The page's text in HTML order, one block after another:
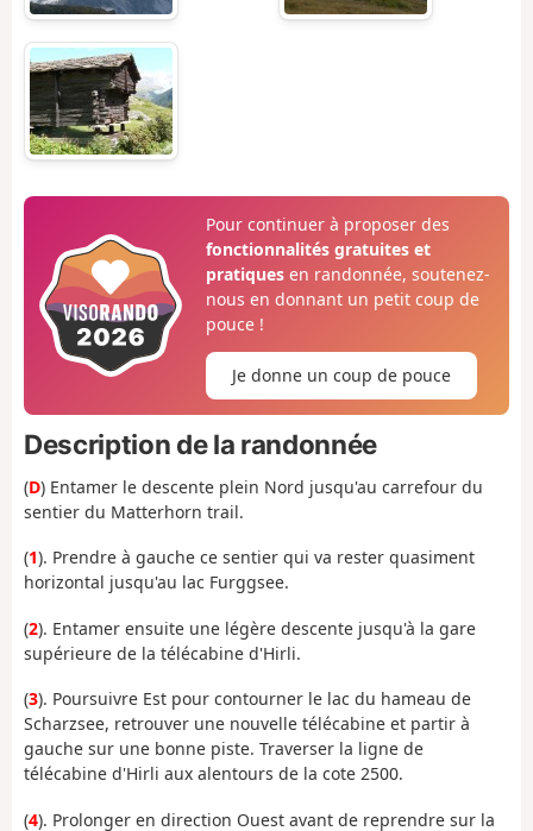
Pour continuer à proposer des
fonctionnalités gratuites et
pratiquesen randonnée, soutenez-
nous en donnant un petit coup de
pouce !
Je donne un coup de pouce
Description de la randonnée
(D) Entamer le descente plein Nord jusqu'au carrefour du
sentier du Matterhorn trail.
(1). Prendre à gauche ce sentier qui va rester quasiment
horizontal jusqu'au lac Furggsee.
(2). Entamer ensuite une légère descente jusqu'à la gare
supérieure de la télécabine d'Hirli.
(3). Poursuivre Est pour contourner le lac du hameau de
Scharzsee, retrouver une nouvelle télécabine et partir à
gauche sur une bonne piste. Traverser la ligne de
télécabine d'Hirli aux alentours de la cote 2500.
(4). Prolonger en direction Ouest avant de reprendre sur la